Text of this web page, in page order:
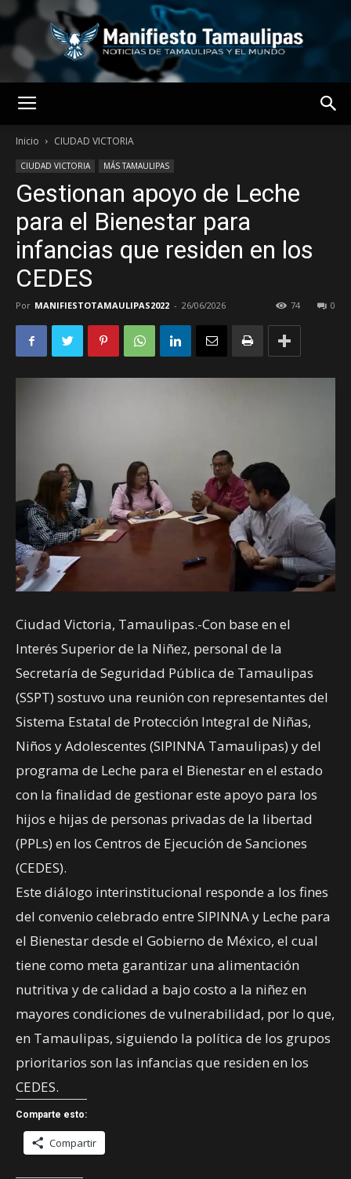
TAMAULIPAS
Inicio CIUDAD VICTORIA
CIUDAD VICTORIA MÁS TAMAULIPAS
Gestionan apoyo de Leche
para el Bienestar para
infancias que residen en los
CEDES
Por MANIFIESTOTAMAULIPAS2022 - 26/06/2026 0
74
Ciudad Victoria, Tamaulipas.-Con base en el
Interés Superior de la Niñez, personal de la
Secretaría de Seguridad Pública de Tamaulipas
(SSPT) sostuvo una reunión con representantes del
Sistema Estatal de Protección Integral de Niñas,
Niños y Adolescentes (SIPINNA Tamaulipas) y del
programa de Leche para el Bienestar en el estado
con la finalidad de gestionar este apoyo para los
hijos e hijas de personas privadas de la libertad
(PPLs) en los Centros de Ejecución de Sanciones
(CEDES).
Este diálogo interinstitucional responde a los fines
del convenio celebrado entre SIPINNA y Leche para
el Bienestar desde el Gobierno de México, el cual
tiene como meta garantizar una alimentación
nutritiva y de calidad a bajo costo a la niñez en
mayores condiciones de vulnerabilidad, por lo que,
en Tamaulipas, siguiendo la política de los grupos
prioritarios son las infancias que residen en los
CEDES.
Comparte esto:
Compartir